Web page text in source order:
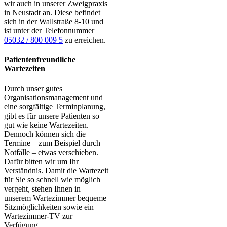
wir auch in unserer Zweigpraxis
in Neustadt an. Diese befindet
sich in der Wallstraße 8-10 und
ist unter der Telefonnummer
05032 / 800 009 5 zu erreichen.
Patientenfreundliche
Wartezeiten
Durch unser gutes
Organisationsmanagement und
eine sorgfältige Terminplanung,
gibt es für unsere Patienten so
gut wie keine Wartezeiten.
Dennoch können sich die
Termine – zum Beispiel durch
Notfälle – etwas verschieben.
Dafür bitten wir um Ihr
Verständnis. Damit die Wartezeit
für Sie so schnell wie möglich
vergeht, stehen Ihnen in
unserem Wartezimmer bequeme
Sitzmöglichkeiten sowie ein
Wartezimmer-TV zur